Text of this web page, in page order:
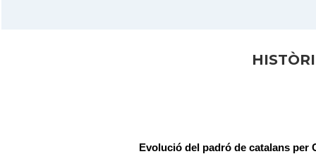
Evolució del padró de catalans per